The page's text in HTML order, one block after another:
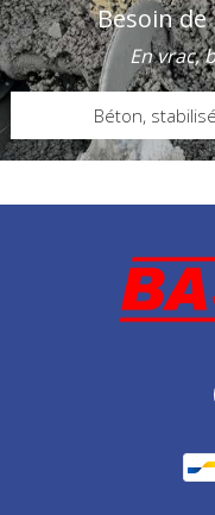
Besoin
En vrac,
Béton,